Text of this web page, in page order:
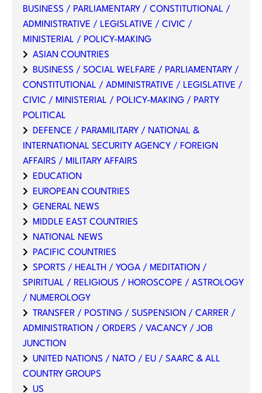
BUSINESS / PARLIAMENTARY / CONSTITUTIONAL /
ADMINISTRATIVE / LEGISLATIVE / CIVIC /
MINISTERIAL / POLICY-MAKING
ASIAN COUNTRIES
BUSINESS / SOCIAL WELFARE / PARLIAMENTARY /
CONSTITUTIONAL / ADMINISTRATIVE / LEGISLATIVE /
CIVIC / MINISTERIAL / POLICY-MAKING / PARTY
POLITICAL
DEFENCE / PARAMILITARY / NATIONAL &
INTERNATIONAL SECURITY AGENCY / FOREIGN
AFFAIRS / MILITARY AFFAIRS
EDUCATION
EUROPEAN COUNTRIES
GENERAL NEWS
MIDDLE EAST COUNTRIES
NATIONAL NEWS
PACIFIC COUNTRIES
SPORTS / HEALTH / YOGA / MEDITATION /
SPIRITUAL / RELIGIOUS / HOROSCOPE / ASTROLOGY
/ NUMEROLOGY
TRANSFER / POSTING / SUSPENSION / CARRER /
ADMINISTRATION / ORDERS / VACANCY / JOB
JUNCTION
UNITED NATIONS / NATO / EU / SAARC & ALL
COUNTRY GROUPS
US